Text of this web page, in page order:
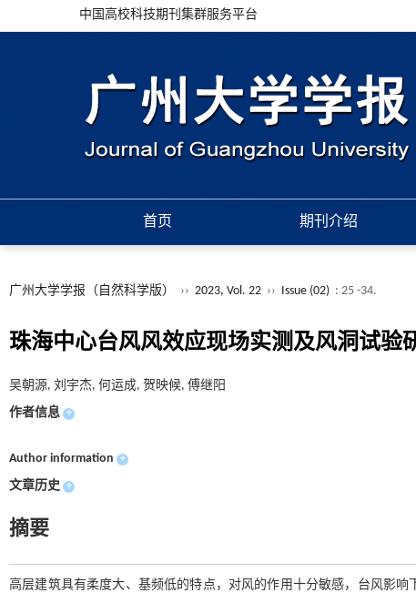
中国高校科技期刊集群服务平台
首页 期刊介绍
广州大学学报（自然科学版） ›› 2023, Vol. 22 ›› Issue (02) : 25 -34.
珠海中心台风风效应现场实测及风洞试验
吴朝源, 刘宇杰, 何运成, 贺映候, 傅继阳
作者信息 +
Author information +
文章历史 +
摘要
高层建筑具有柔度大、基频低的特点，对风的作用十分敏感，台风影